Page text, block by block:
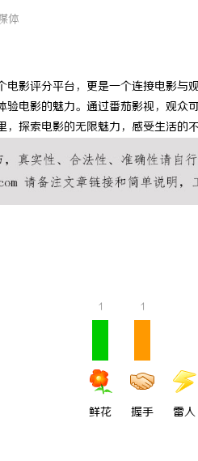
体
电影评分平台，更是一个连接电影
验电影的魅力。通过番茄影视，观
，探索电影的无限魅力，感受生活的
1
鲜花
1
握手 雷人